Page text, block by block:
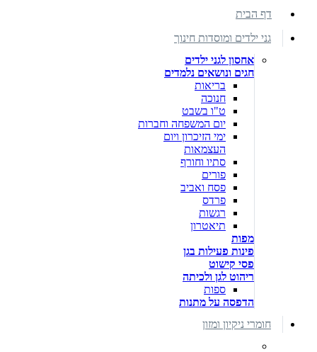
דף הבית
גני ילדים ומוסדות חינוך
אחסון לגני ילדים
חגים ונושאים נלמדים
בריאות
חנוכה
ט"ו בשבט
יום המשפחה וחברות
ימי הזיכרון ויום
העצמאות
סתיו וחורף
פורים
פסח ואביב
פרדס
רגשות
תיאטרון
מפות
פינות פעילות בגן
פסי קישוט
ריהוט לגן ולכיתה
ספות
הדפסה על מתנות
חומרי ניקיון ומזון